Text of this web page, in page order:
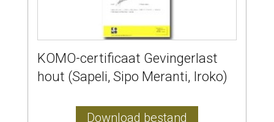
KOMO-certificaat Gevingerlast
hout (Sapeli, Sipo Meranti, Iroko)
Download bestand